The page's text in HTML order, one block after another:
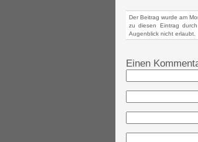
Der Beitrag wurde am
zu diesen Eintrag
Augenblick nicht erlaubt.
Einen